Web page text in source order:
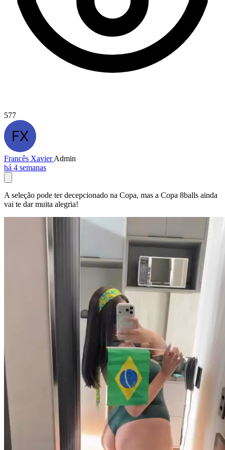
577
Francês XavierAdmin
há 4 semanas
A seleção pode ter decepcionado na Copa, mas a Copa 8balls ainda
vai te dar muita alegria!